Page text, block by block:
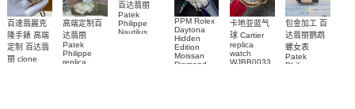
百達翡麗克
隆手錶 高端
定制 百达翡
丽 clone
高端定制百
达翡丽
Patek
Philippe
replica
百达翡丽
Patek
Philippe
Nautilus
PPM Rolex
Daytona
Hidden
Edition
Moissan
Diamond
卡地亚蓝气
球 Cartier
replica
watch
WJBB0033
包金加工 百
达翡丽鹦鹉
螺女表
Patek
Philippe